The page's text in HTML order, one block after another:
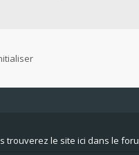
trouverez le site ici dans le foru